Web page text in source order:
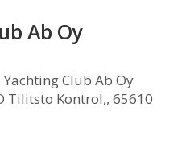
Ab Oy
Yachting Club Ab Oy
Tilitsto Kontrol,, 65610